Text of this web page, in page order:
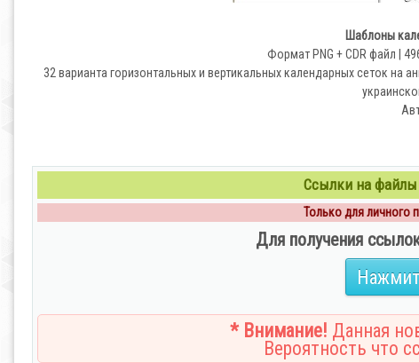
Шаблоны
Формат PNG + CDR файл |
32 варианта горизонтальных и вертикальных календарных сеток
Ссылки на файлы
Только для личного
Для получения
* Внимание! Данная
Вероятность что